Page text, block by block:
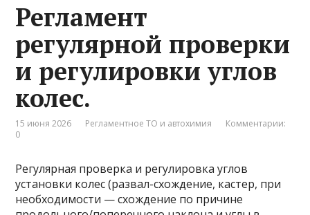
Регламент
регулярной проверки
и регулировки углов
колес.
15 июня 2026 Регламентное ТО и автохимия
Комментарии:
0
Регулярная проверка и регулировка углов
установки колес (развал-схождение, кастер, при
необходимости — схождение по причине